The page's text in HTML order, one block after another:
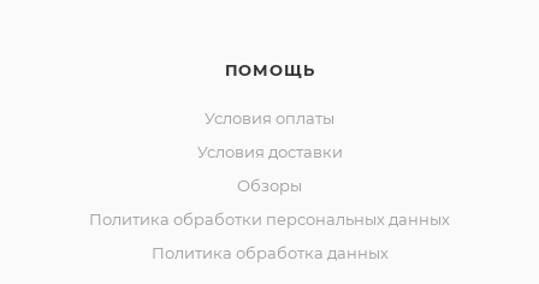
ПОМОЩЬ
Условия оплаты
Условия доставки
Обзоры
Политика обработки персональных данных
Политика обработка данных